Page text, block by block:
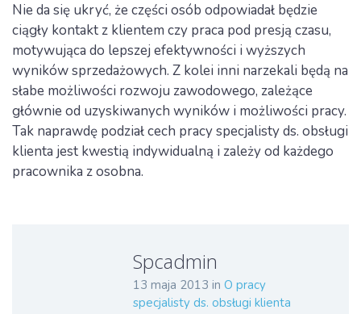
Nie da się ukryć, że części osób odpowiadał będzie
ciągły kontakt z klientem czy praca pod presją czasu,
motywująca do lepszej efektywności i wyższych
wyników sprzedażowych. Z kolei inni narzekali będą na
słabe możliwości rozwoju zawodowego, zależące
głównie od uzyskiwanych wyników i możliwości pracy.
Tak naprawdę podział cech pracy specjalisty ds. obsługi
klienta jest kwestią indywidualną i zależy od każdego
pracownika z osobna.
Spcadmin
13 maja 2013 in O pracy
specjalisty ds. obsługi klienta